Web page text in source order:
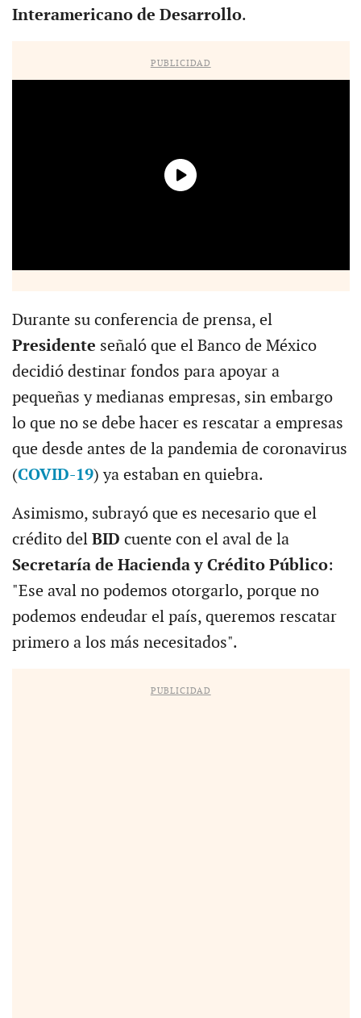
Interamericano de Desarrollo.
PUBLICIDAD
Durante su conferencia de prensa, el
Presidente señaló que el Banco de México
decidió destinar fondos para apoyar a
pequeñas y medianas empresas, sin embargo
lo que no se debe hacer es rescatar a empresas
que desde antes de la pandemia de coronavirus
(COVID-19) ya estaban en quiebra.
Asimismo, subrayó que es necesario que el
crédito del BID cuente con el aval de la
Secretaría de Hacienda y Crédito Público:
"Ese aval no podemos otorgarlo, porque no
podemos endeudar el país, queremos rescatar
primero a los más necesitados".
PUBLICIDAD